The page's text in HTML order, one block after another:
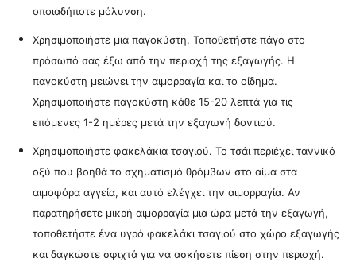
οποιαδήποτε μόλυνση.
Χρησιμοποιήστε μια παγοκύστη. Τοποθετήστε πάγο στο
πρόσωπό σας έξω από την περιοχή της εξαγωγής. Η
παγοκύστη μειώνει την αιμορραγία και το οίδημα.
Χρησιμοποιήστε παγοκύστη κάθε 15-20 λεπτά για τις
επόμενες 1-2 ημέρες μετά την εξαγωγή δοντιού.
Χρησιμοποιήστε φακελάκια τσαγιού. Το τσάι περιέχει ταννικό
οξύ που βοηθά το σχηματισμό θρόμβων στο αίμα στα
αιμοφόρα αγγεία, και αυτό ελέγχει την αιμορραγία. Αν
παρατηρήσετε μικρή αιμορραγία μια ώρα μετά την εξαγωγή,
τοποθετήστε ένα υγρό φακελάκι τσαγιού στο χώρο εξαγωγής
και δαγκώστε σφιχτά για να ασκήσετε πίεση στην περιοχή.